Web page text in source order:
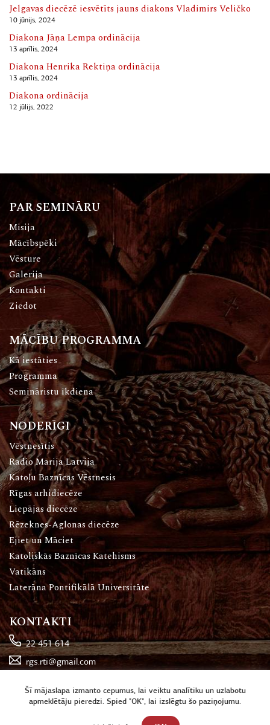
Jelgavas diecēzē iesvētīts jauns diakons Vladimirs Veličko
10 jūnijs, 2024
Diakona Jāņa Lempa ordinācija
13 aprīlis, 2024
Diakona Henrika Rektiņa ordinācija
13 aprīlis, 2024
Diakona ordinācija
12 jūlijs, 2022
PAR SEMINĀRU
Misija
Mācībspēki
Vēsture
Galerija
Kontakti
Ziedot
MĀCĪBU PROGRAMMA
Kā iestāties
Programma
Semināristu ikdiena
NODERĪGI
Vēstnesītis
Radio Marija Latvija
Katoļu Baznīcas Vēstnesis
Rīgas arhidiecēze
Liepājas diecēze
Rēzeknes-Aglonas diecēze
Ejiet un Māciet
Katoliskās Baznīcas Katehisms
Vatikāns
Laterāna Pontifikālā Universitāte
KONTAKTI
22 451 614
rgs.rti@gmail.com
Katoļu iela 16, Rīga
Šī mājaslapa izmanto cepumus, lai veiktu analītiku un uzlabotu
apmeklētāju pieredzi. Spied "OK", lai izslēgtu šo paziņojumu.